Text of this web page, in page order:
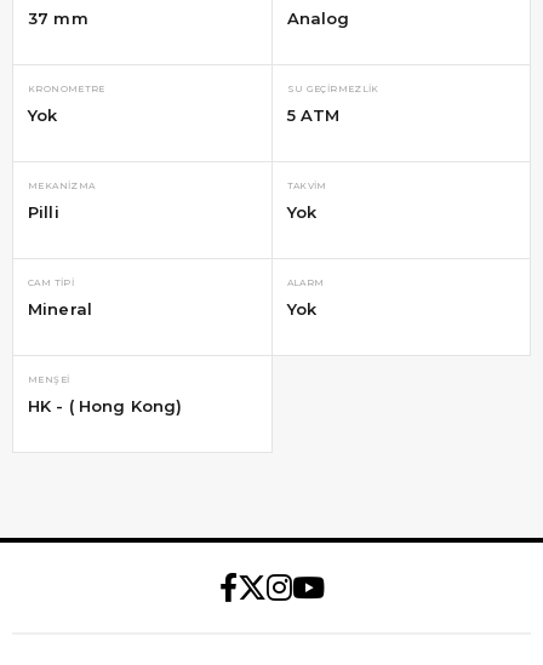
37 mm Analog
KRONOMETRE
Yok
SU GEÇIRMEZLIK
5 ATM
MEKANIZMA
Pilli
TAKVIM
Yok
CAM TIPI
Mineral
ALARM
Yok
MENŞEI
HK - ( Hong Kong)